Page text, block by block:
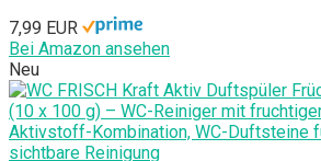
7,99 EUR
Bei Amazon ansehen
Neu